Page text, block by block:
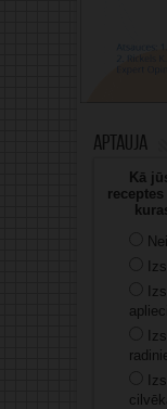
Aptauja
Kā